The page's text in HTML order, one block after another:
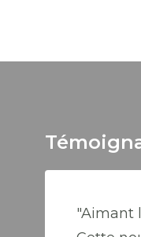
"Aimant